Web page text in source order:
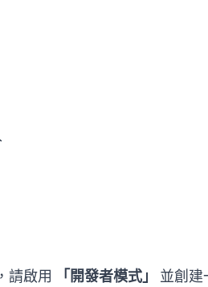
請啟用 「開發者模式」
並創建